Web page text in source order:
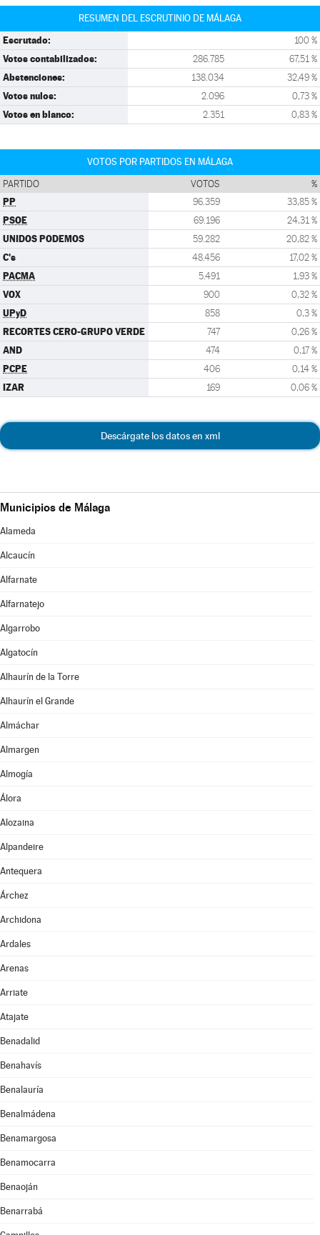
RESUMEN DEL ESCRUTINIO DE MÁLAGA
Escrutado: 100 %
Votos contabilizados: 286.785 67,51 %
Abstenciones: 138.034 32,49 %
Votos nulos: 2.096 0,73 %
Votos en blanco: 2.351 0,83 %
VOTOS POR PARTIDOS EN MÁLAGA
PARTIDO VOTOS %
PP 96.359 33,85 %
PSOE 69.196 24,31 %
UNIDOS PODEMOS 59.282 20,82 %
C's 48.456 17,02 %
PACMA 5.491 1,93 %
VOX 900 0,32 %
UPyD 858 0,3 %
RECORTES CERO-GRUPO VERDE 747 0,26 %
AND 474 0,17 %
PCPE 406 0,14 %
IZAR 169 0,06 %
Descárgate los datos en xml
Municipios de Málaga
Alameda
Alcaucín
Alfarnate
Alfarnatejo
Algarrobo
Algatocín
Alhaurín de la Torre
Alhaurín el Grande
Almáchar
Almargen
Almogía
Álora
Alozaina
Alpandeire
Antequera
Árchez
Archidona
Ardales
Arenas
Arriate
Atajate
Benadalid
Benahavís
Benalauría
Benalmádena
Benamargosa
Benamocarra
Benaoján
Benarrabá